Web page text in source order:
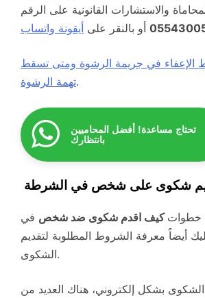
والاستشارات القانونية على الرقم
أو بالنقر على أيقونة واتساب
الإعفاء في جريمة الرشوة ومتى تسقط
تهمة الرشوة.
تحتاج مساعدة! أفضل المحاميين
بانتظارك
شكوى على شخص في الشرطة
خطوات كيف اقدم شكوى ضد شخص في
أيضاً معرفة الشروط المطلوبة لتقديم
الشكوى.
الشكوى بشكل إلكتروني، هناك العديد من